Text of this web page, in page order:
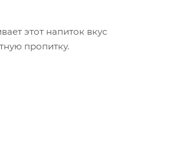
этот напиток вкус
пропитку.